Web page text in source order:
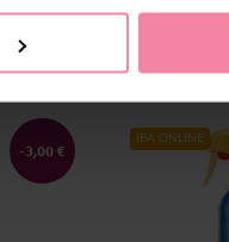
-3,00 €
IBA ONLINE